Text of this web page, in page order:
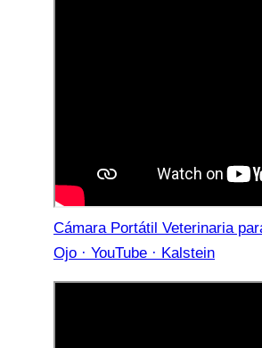
Cámara Portátil Veterinaria
Ojo · YouTube · Kalstein